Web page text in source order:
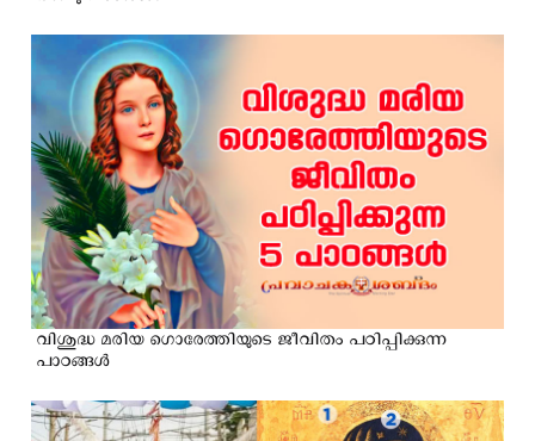
വിശുദ്ധ മരിയ ഗൊരേത്തിയുടെ ജീവിതം പഠിപ്പിക്കുന്ന
പാഠങ്ങൾ